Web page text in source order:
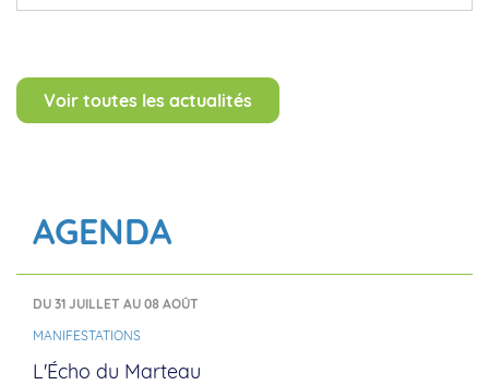
Voir toutes les actualités
AGENDA
DU 31 JUILLET AU 08 AOÛT
MANIFESTATIONS
L'Écho du Marteau